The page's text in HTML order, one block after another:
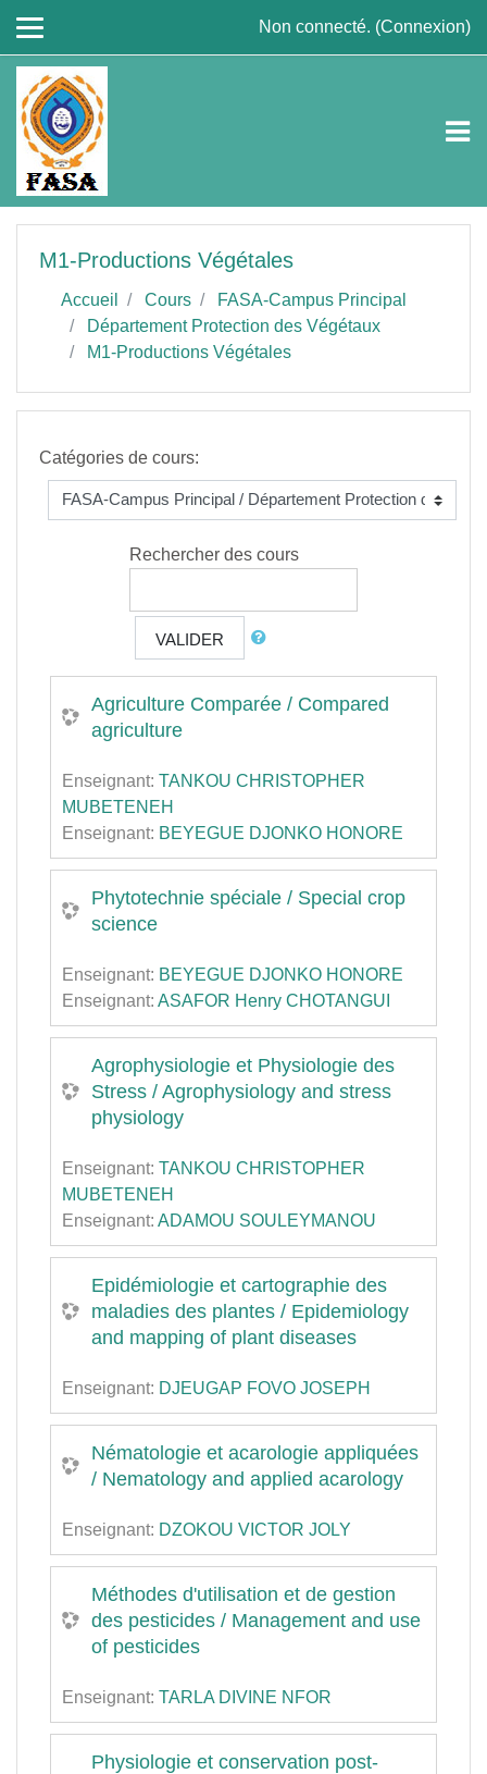
Non connecté. (Connexion)
M1-Productions Végétales
Accueil Cours
FASA-Campus Principal
Département Protection des Végétaux
M1-Productions Végétales
Catégories de cours:
Rechercher des cours
VALIDER
Agriculture Comparée / Compared
agriculture
Enseignant: TANKOU CHRISTOPHER
MUBETENEH
Enseignant: BEYEGUE DJONKO HONORE
Phytotechnie spéciale / Special crop
science
Enseignant: BEYEGUE DJONKO HONORE
Enseignant: ASAFOR Henry CHOTANGUI
Agrophysiologie et Physiologie des
Stress / Agrophysiology and stress
physiology
Enseignant: TANKOU CHRISTOPHER
MUBETENEH
Enseignant: ADAMOU SOULEYMANOU
Epidémiologie et cartographie des
maladies des plantes / Epidemiology
and mapping of plant diseases
Enseignant: DJEUGAP FOVO JOSEPH
Nématologie et acarologie appliquées
/ Nematology and applied acarology
Enseignant: DZOKOU VICTOR JOLY
Méthodes d'utilisation et de gestion
des pesticides / Management and use
of pesticides
Enseignant: TARLA DIVINE NFOR
Physiologie et conservation post-